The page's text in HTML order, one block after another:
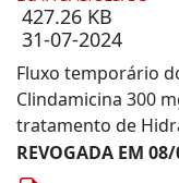
427.26 KB
31-07-2024
Fluxo temporário
Clindamicina 300
tratamento de
REVOGADA EM